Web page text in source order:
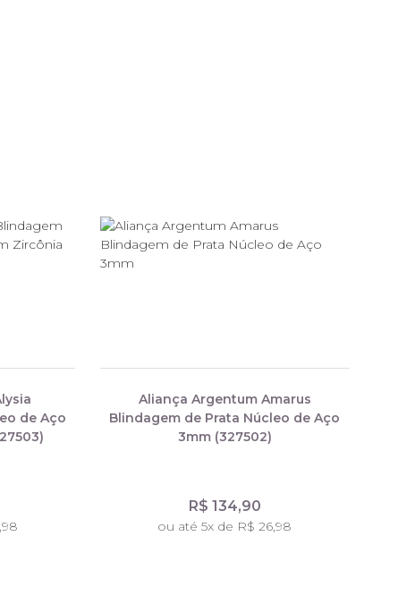
de Aço
Aliança Argentum Amarus
Blindagem de Prata Núcleo de Aço
3mm (327502)
R$ 134,90
ou até 5x de R$ 26,98